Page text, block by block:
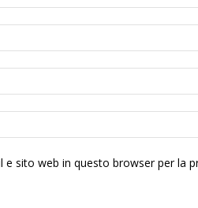
e sito web in questo browser per la